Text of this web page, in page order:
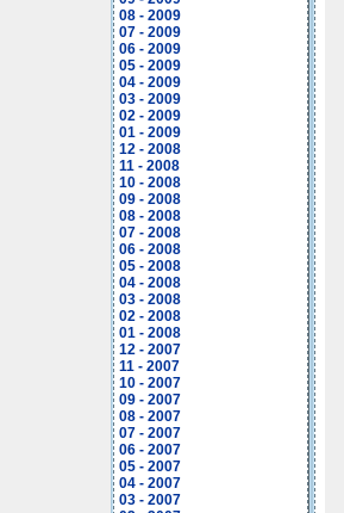
08 - 2009
07 - 2009
06 - 2009
05 - 2009
04 - 2009
03 - 2009
02 - 2009
01 - 2009
12 - 2008
11 - 2008
10 - 2008
09 - 2008
08 - 2008
07 - 2008
06 - 2008
05 - 2008
04 - 2008
03 - 2008
02 - 2008
01 - 2008
12 - 2007
11 - 2007
10 - 2007
09 - 2007
08 - 2007
07 - 2007
06 - 2007
05 - 2007
04 - 2007
03 - 2007